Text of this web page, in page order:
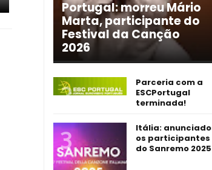
Portugal: morreu Mário
Marta, participante do
Festival da Canção
2026
Parceria com a
ESCPortugal
terminada!
Itália:
os participantes
do Sanremo 2025